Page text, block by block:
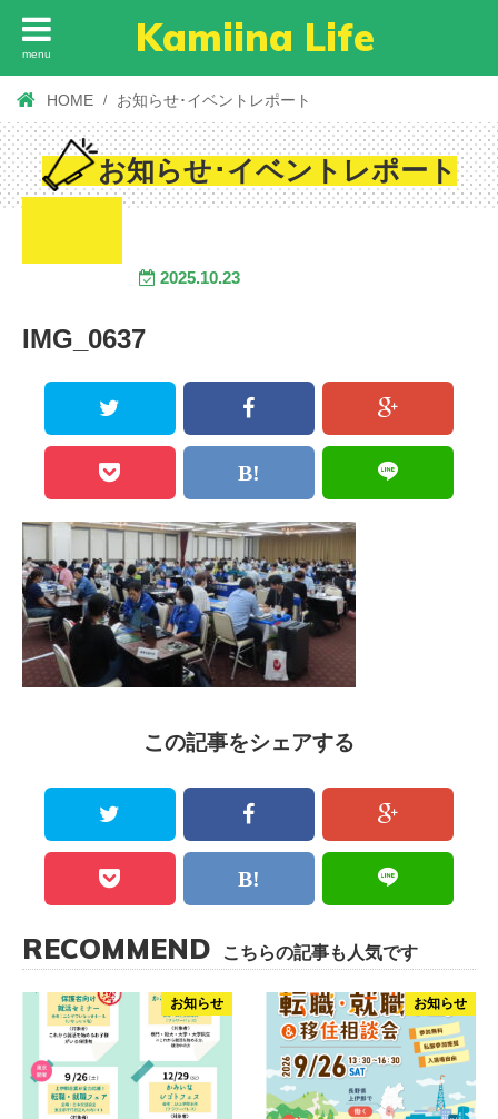
menu Kamiina Life
HOME お知らせ･イベントレポート
お知らせ･イベントレポート
2025.10.23
IMG_0637
この記事をシェアする
RECOMMEND こちらの記事も人気です
お知らせ お知らせ